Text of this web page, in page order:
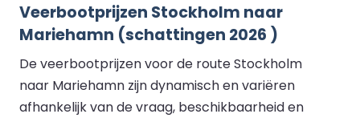
Veerbootprijzen Stockholm naar
Mariehamn (schattingen 2026 )
De veerbootprijzen voor de route Stockholm
naar Mariehamn zijn dynamisch en variëren
afhankelijk van de vraag, beschikbaarheid en